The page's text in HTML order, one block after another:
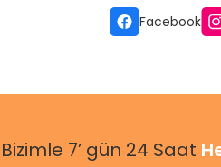
Facebook
Bizimle 7’ gün 24 Saat